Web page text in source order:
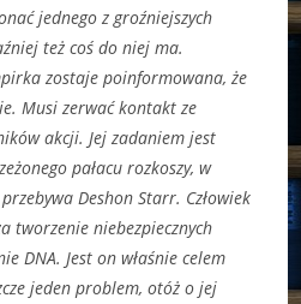
jednego z groźniejszych
też coś do niej ma.
zostaje poinformowana, że
Musi zerwać kontakt ze
akcji. Jej zadaniem jest
pałacu rozkoszy, w
Deshon Starr. Człowiek
tworzenie niebezpiecznych
DNA. Jest on właśnie celem
jeden problem, otóż o jej